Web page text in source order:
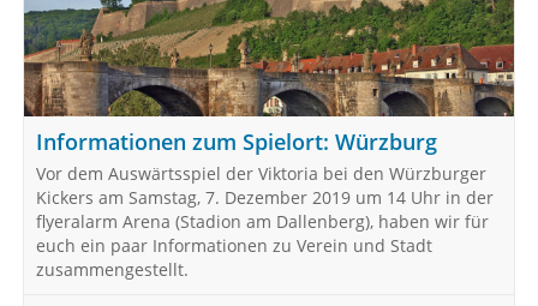
Informationen zum Spielort: Würzburg
Vor dem Auswärtsspiel der Viktoria bei den Würzburger
Kickers am Samstag, 7. Dezember 2019 um 14 Uhr in der
flyeralarm Arena (Stadion am Dallenberg), haben wir für
euch ein paar Informationen zu Verein und Stadt
zusammengestellt.